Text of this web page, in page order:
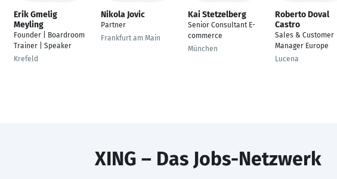
Erik Gmelig
Meyling
Founder | Boardroom
Trainer | Speaker
Krefeld
Nikola Jovic
Partner
Frankfurt am Main
Kai Stetzelberg
Senior Consultant E-
commerce
München
Roberto Doval
Castro
Sales & Customer
Manager Europe
Lucena
XING – Das Jobs-Netzwerk